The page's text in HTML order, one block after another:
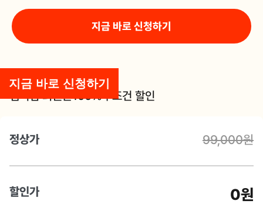
지금 바로 신청하기
지금 바로 신청하기
멤버십 회원은100%무조건 할인
정상가 99,000원
할인가 0원